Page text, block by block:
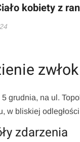
kobiety z
grudnia, na ul.
w bliskiej
zdarzenia